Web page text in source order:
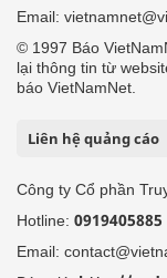
Email:
© 1997 Báo
lại thông tin từ
báo VietNamNet.
Liên hệ quảng cáo
Công ty Cổ phần
Hotline:
Email: